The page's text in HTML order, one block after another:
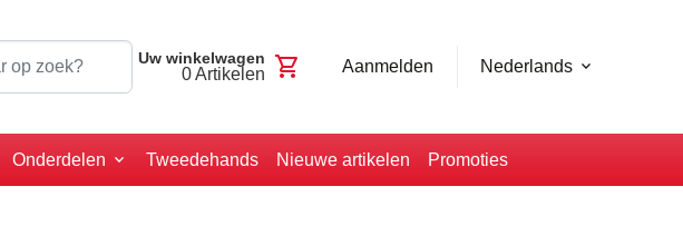
Uw winkelwagen
0Artikelen shopping_cart Aanmelden Nederlands
Onderdelen Tweedehands Nieuwe artikelen Promoties